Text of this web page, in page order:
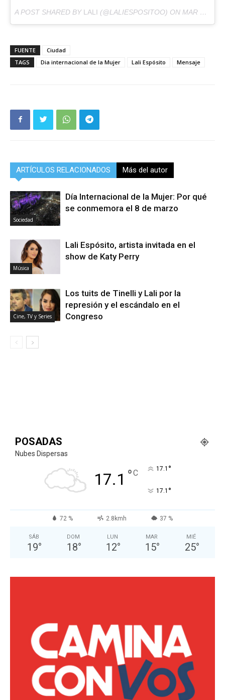
A POST SHARED BY LALI (@LALIESPOSITOO) ON MAR 8, 2017 AT 8:21AM PST
FUENTE
Ciudad
TAGS
Dia internacional de la Mujer Lali Espósito Mensaje
ARTÍCULOS RELACIONADOS Más del autor
Sociedad
Día Internacional de la Mujer: Por qué
se conmemora el 8 de marzo
Música
Lali Espósito, artista invitada en el
show de Katy Perry
Cine, TV y Series
Los tuits de Tinelli y Lali por la
represión y el escándalo en el
Congreso
POSADAS
Nubes Dispersas
17.1 °C 17.1 °
17.1 °
72 % 2.8kmh 37 %
SÁB
19°
DOM
18°
LUN
12°
MAR
15°
MIÉ
25°